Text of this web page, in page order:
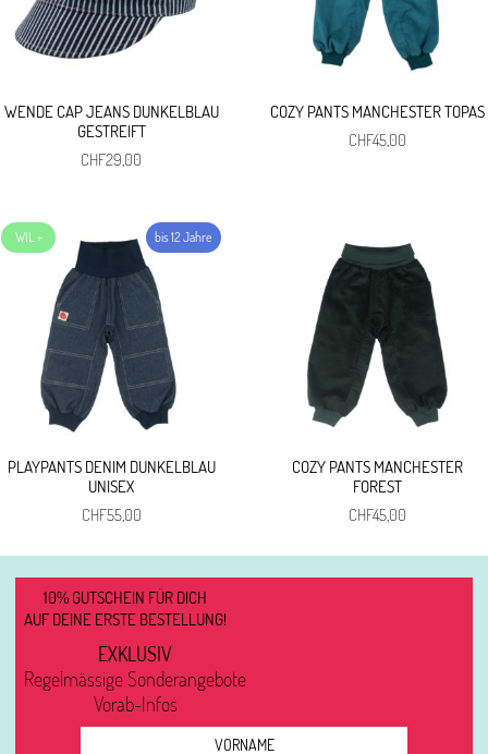
WENDE CAP JEANS DUNKELBLAU
GESTREIFT
CHF29,00
COZY PANTS MANCHESTER TOPAS
CHF45,00
PLAYPANTS DENIM DUNKELBLAU
UNISEX
CHF55,00
COZY PANTS MANCHESTER
FOREST
CHF45,00
10% GUTSCHEIN FÜR DICH
AUF DEINE ERSTE BESTELLUNG!
EXKLUSIV
Regelmässige Sonderangebote
Vorab-Infos